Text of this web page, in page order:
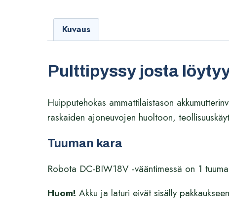
Kuvaus
Pulttipyssy josta
Huipputehokas ammattilaistason
raskaiden ajoneuvojen huoltoon,
Tuuman kara
Robota DC-BIW18V -vääntimessä on 1
Huom! Akku ja laturi eivät sisälly